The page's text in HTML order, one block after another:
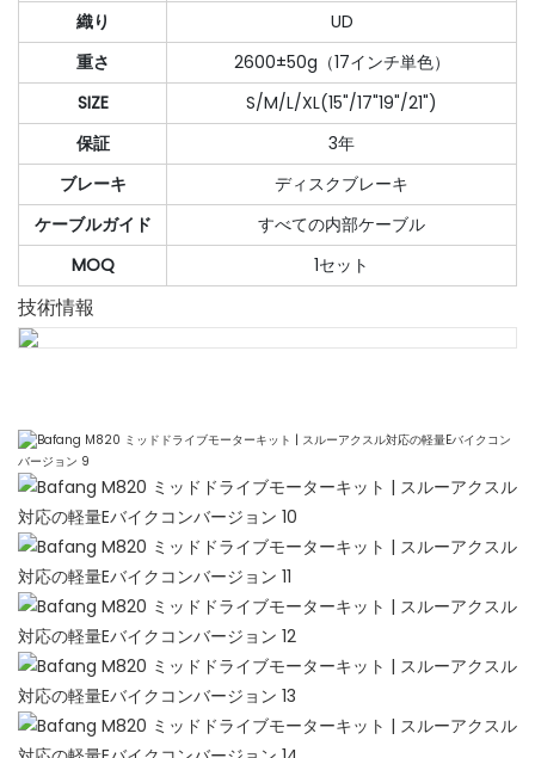
織り
UD
重さ
2600±50g（17インチ単色）
SIZE
S/M/L/XL(15"/17"19"/21")
保証
3年
ブレーキ
ディスクブレーキ
ケーブルガイド
すべての内部ケーブル
MOQ
1セット
技術情報